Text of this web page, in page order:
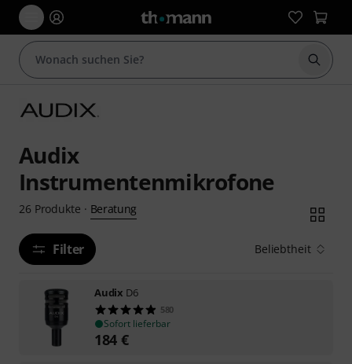
Suche
Audix
Instrumentenmikrofone
26 Produkte · Beratung
Filter Beliebtheit
Audix D6
580
Sofort lieferbar
184 €